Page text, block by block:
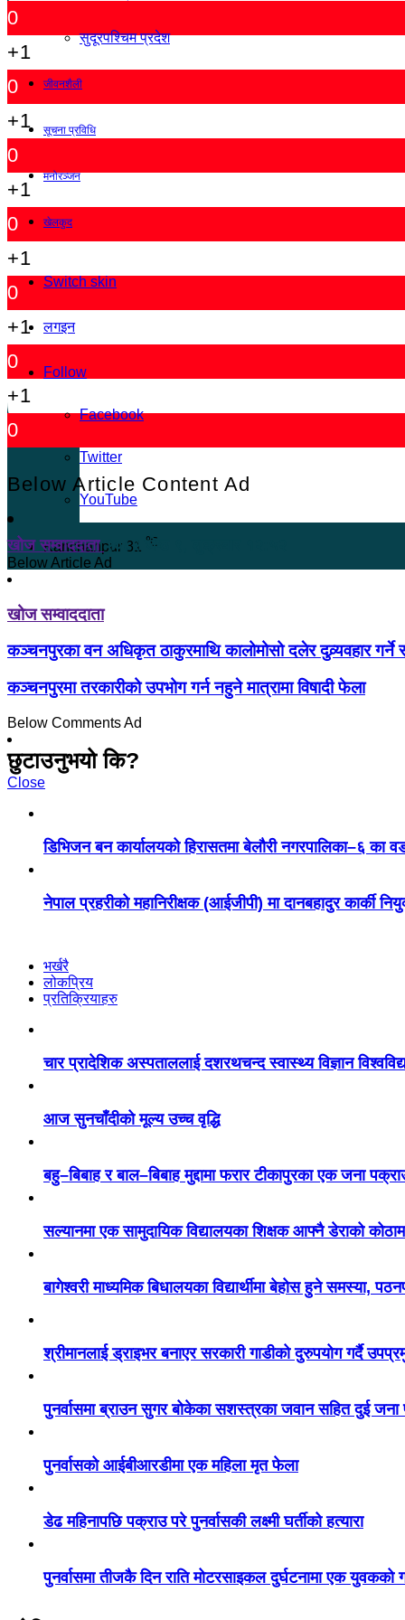
सुदूरपश्चिम प्रदेश
जीवनशैली
सूचना प्रविधि
मनोरञ्जन
खेलकुद
Switch skin
लगइन
Follow
Facebook
Twitter
YouTube
Kanchanpur 31 ℃
0
+1
0
+1
0
+1
0
+1
0
+1
0
+1
0
Below Article Content Ad
खोज सम्वाददाता२०८२ जेष्ठ ९, शुक्रबार १२:५२
Below Article Ad
खोज सम्वाददाता
कञ्चनपुरका वन अधिकृत ठाकुरमाथि कालोमोसो दलेर दुव्र्यवहार गर्ने
कञ्चनपुरमा तरकारीको उपभोग गर्न नहुने मात्रामा विषादी फेला
Below Comments Ad
छुटाउनुभयो कि?
Close
डिभिजन बन कार्यालयको हिरासतमा बेलौरी नगरपालिका–६ का
नेपाल प्रहरीको महानिरीक्षक (आईजीपी) मा दानबहादुर कार्की
भर्खरै
लोकप्रिय
प्रतिक्रियाहरु
चार प्रादेशिक अस्पताललाई दशरथचन्द स्वास्थ्य विज्ञान
आज सुनचाँदीको मूल्य उच्च वृद्धि
बहु–बिबाह र बाल–बिबाह मुद्दामा फरार टीकापुरका एक जना
सल्यानमा एक सामुदायिक विद्यालयका शिक्षक आफ्नै डेराको
बागेश्वरी माध्यमिक बिधालयका विद्यार्थीमा बेहोस हुने समस्या,
श्रीमानलाई ड्राइभर बनाएर सरकारी गाडीको दुरुपयोग गर्दै
पुनर्वासमा ब्राउन सुगर बोकेका सशस्त्रका जवान सहित दुई जना
पुनर्वासको आईबीआरडीमा एक महिला मृत फेला
डेढ महिनापछि पक्राउ परे पुनर्वासकी लक्ष्मी घर्तीको हत्यारा
पुनर्वासमा तीजकै दिन राति मोटरसाइकल दुर्घटनामा एक युवकको